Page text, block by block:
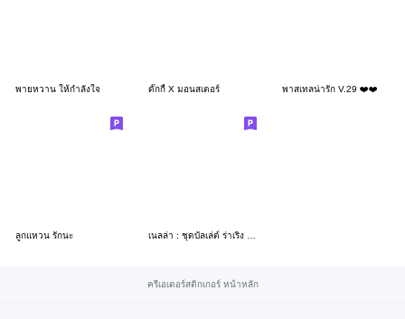
พายหวาน ให้กำลังใจ ดั๊กกี้ X มอนสเตอร์ พาสเทลน่ารัก V.29 ❤️❤️
ลูกแหวน รักนะ
ครีเอเตอร์สติกเกอร์ หน้าหลัก